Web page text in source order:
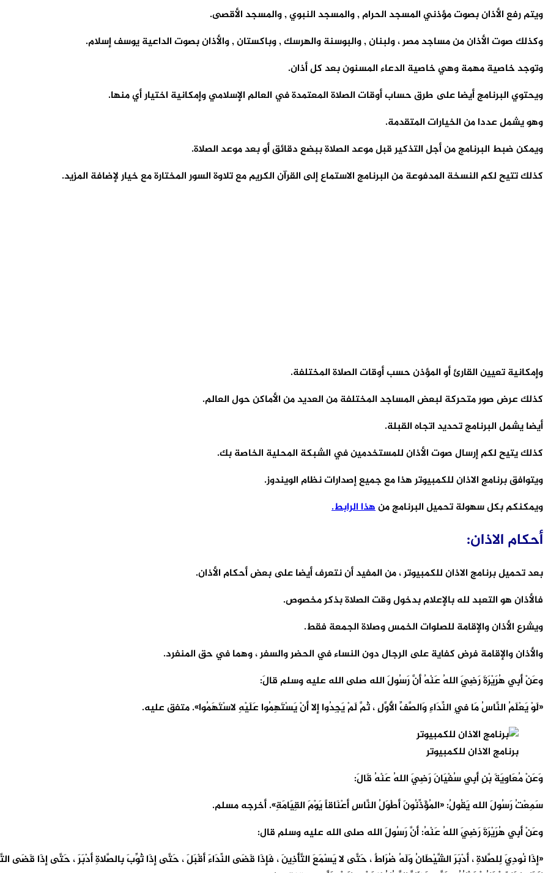
ويتم رفع الأذان بصوت مؤذني المسجد الحرام , والمسجد النبوي , والمسجد الأقصى.
وكذلك صوت الأذان من مساجد مصر ، ولبنان , والبوسنة والهرسك , وباكستان , والأذان بصوت الداعية يوسف إسلام.
وتوجد خاصية مهمة وهي خاصية الدعاء المسنون بعد كل أذان.
ويحتوي البرنامج أيضا على طرق حساب أوقات الصلاة المعتمدة في العالم الإسلامي وإمكانية اختيار أي منها.
وهو يشمل عددا من الخيارات المتقدمة.
ويمكن ضبط البرنامج من أجل التذكير قبل موعد الصلاة ببضع دقائق أو بعد موعد الصلاة.
كذلك تتيح لكم النسخة المدفوعة من البرنامج الاستماع إلى القرآن الكريم مع تلاوة السور المختارة مع خيار لإضافة المزيد.
وإمكانية تعيين القارئ أو المؤذن حسب أوقات الصلاة المختلفة.
كذلك عرض صور متحركة لبعض المساجد المختلفة من العديد من الأماكن حول العالم.
أيضا يشمل البرنامج تحديد اتجاه القبلة.
كذلك يتيح لكم إرسال صوت الأذان للمستخدمين في الشبكة المحلية الخاصة بك.
ويتوافق برنامج الاذان للكمبيوتر هذا مع جميع إصدارات نظام الويندوز.
ويمكنكم بكل سهولة تحميل البرنامج منهذا الرابط.
أحكام الاذان:
بعد تحميل برنامج الاذان للكمبيوتر ، من المفيد أن نتعرف أيضا على بعض أحكام الأذان.
فالأذان هو التعبد لله بالإعلام بدخول وقت الصلاة بذكر مخصوص.
ويشرع الأذان والإقامة للصلوات الخمس وصلاة الجمعة فقط.
والأذان والإقامة فرض كفاية على الرجال دون النساء في الحضر والسفر ، وهما في حق المنفرد.
وعَنْ أبِي هُرَيْرَةَ رَضِيَ اللهُ عَنْهُ أنَّ رَسُولَ الله صلى الله عليه وسلم قالَ:
«لَوْ يَعْلَمُ النَّاسُ مَا فِي النِّدَاءِ وَالصَّفِّ الأَوَّلِ ، ثُمَّ لَمْ يَجِدُوا إلا أنْ يَسْتَهِمُوا عَلَيْهِ لاسْتَهَمُوا». متفق عليه.
برنامج الاذان للكمبيوتر
وَعَنْ مُعَاوِيَةَ بْنِ أبِي سُفْيَانَ رَضِيَ اللهُ عَنْهُ قَالَ:
سَمِعْتُ رَسُولَ الله يَقُولُ: «المُؤَذِّنُونَ أطْوَلُ النَّاسِ أعْنَاقاً يَوْمَ القِيَامَةِ». أخرجه مسلم.
وعَنْ أبِي هُرَيْرَةَ رَضِيَ اللهُ عَنْهُ: أنَّ رَسُولَ الله صلى الله عليه وسلم قال:
«إذَا نُودِيَ لِلصَّلاةِ ، أدْبَرَ الشَّيْطَانُ وَلَهُ ضُرَاطٌ ، حَتَّى لا يَسْمَعَ التَّأْذِينَ ، فَإذَا قَضَى النِّدَاءَ أقْبَلَ ، حَتَّى إذَا ثُوِّبَ بِالصَّلاةِ أدْبَرَ ، حَتَّى إذَا قَضَى